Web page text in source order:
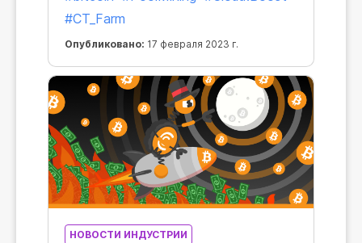
скорость этого роста скоро
сравняется со второй космической,
а может и превысит ее.
#CT_Farm
Опубликовано: 17 февраля 2023 г.
НОВОСТИ ИНДУСТРИИ